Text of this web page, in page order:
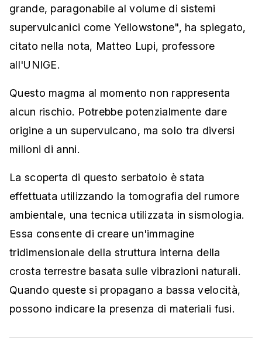
grande, paragonabile al volume di sistemi
supervulcanici come Yellowstone", ha spiegato,
citato nella nota, Matteo Lupi, professore
all'UNIGE.
Questo magma al momento non rappresenta
alcun rischio. Potrebbe potenzialmente dare
origine a un supervulcano, ma solo tra diversi
milioni di anni.
La scoperta di questo serbatoio è stata
effettuata utilizzando la tomografia del rumore
ambientale, una tecnica utilizzata in sismologia.
Essa consente di creare un'immagine
tridimensionale della struttura interna della
crosta terrestre basata sulle vibrazioni naturali.
Quando queste si propagano a bassa velocità,
possono indicare la presenza di materiali fusi.